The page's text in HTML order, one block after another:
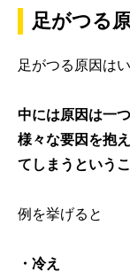
足がつる
足がつる原因は
中には原因は一つ
様々な要因を抱
てしまうという
例を挙げると
・冷え